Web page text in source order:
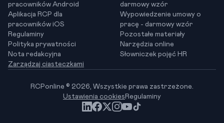
pracowników Android
Aplikacja RCP dla
pracowników iOS
Regulaminy
Polityka prywatności
Nota redakcyjna
Zarządzaj ciasteczkami
darmowy wzór
Wypowiedzenie umowy o
pracę - darmowy wzór
Pozostałe materiały
Narzędzia online
Słowniczek pojęć HR
RCPonline © 2026, Wszystkie prawa zastrzeżone.
Ustawienia cookies Regulaminy